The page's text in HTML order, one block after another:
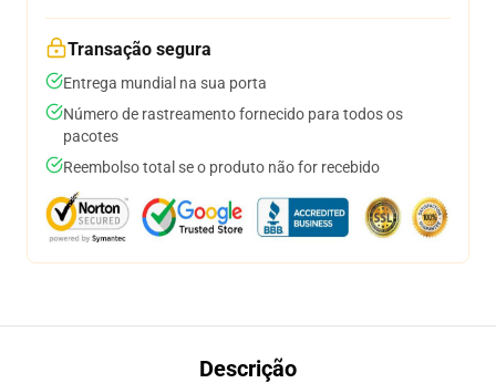
Transação segura
Entrega mundial na sua porta
Número de rastreamento fornecido para todos os
pacotes
Reembolso total se o produto não for recebido
Descrição